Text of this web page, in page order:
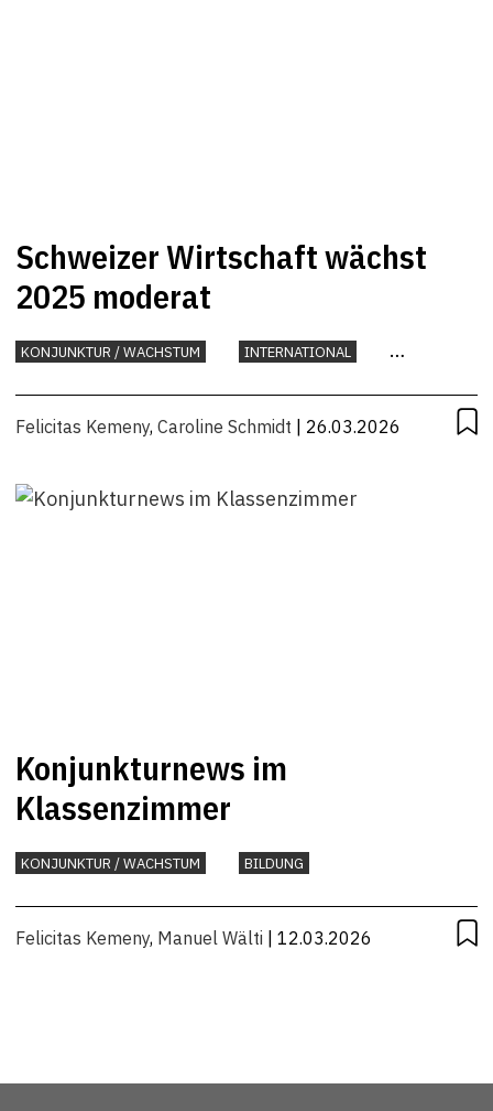
Schweizer Wirtschaft wächst
2025 moderat
KONJUNKTUR / WACHSTUM
INTERNATIONAL
Felicitas Kemeny, Caroline Schmidt | 26.03.2026
Konjunkturnews im
Klassenzimmer
KONJUNKTUR / WACHSTUM BILDUNG
Felicitas Kemeny, Manuel Wälti | 12.03.2026